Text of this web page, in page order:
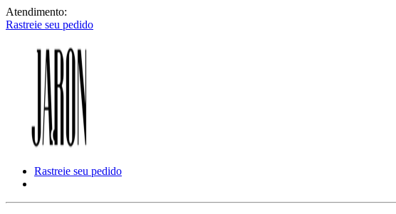
Atendimento:
Rastreie seu pedido
Rastreie seu pedido